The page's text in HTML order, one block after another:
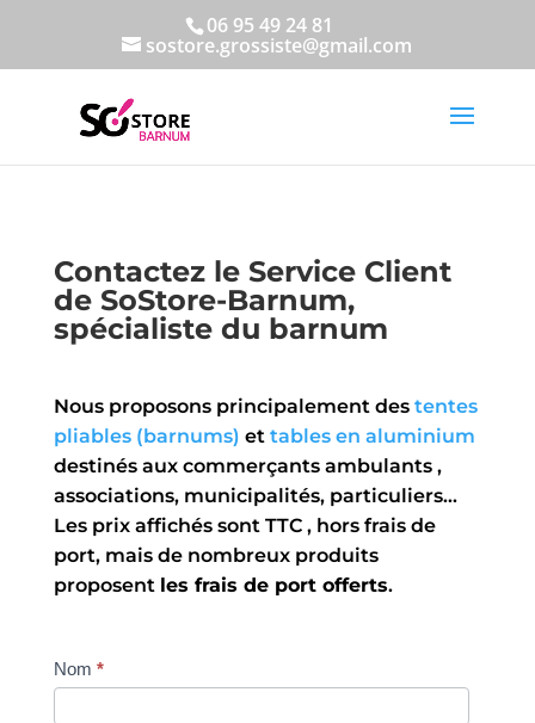
06 95 49 24 81
sostore.grossiste@gmail.com
Contactez le Service Client
de SoStore-Barnum,
spécialiste du barnum
Nous proposons principalement des tentes
pliables (barnums) et tables en aluminium
destinés aux commerçants ambulants ,
associations, municipalités, particuliers…
Les prix affichés sont TTC , hors frais de
port, mais de nombreux produits
proposent les frais de port offerts.
Contact
Nom *